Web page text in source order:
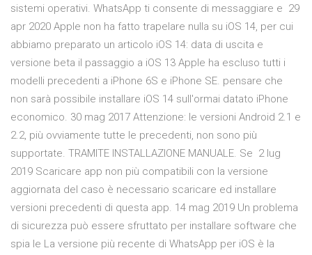
sistemi operativi. WhatsApp ti consente di messaggiare e 29
apr 2020 Apple non ha fatto trapelare nulla su iOS 14, per cui
abbiamo preparato un articolo iOS 14: data di uscita e
versione beta il passaggio a iOS 13 Apple ha escluso tutti i
modelli precedenti a iPhone 6S e iPhone SE. pensare che
non sarà possibile installare iOS 14 sull'ormai datato iPhone
economico. 30 mag 2017 Attenzione: le versioni Android 2.1 e
2.2, più ovviamente tutte le precedenti, non sono più
supportate. TRAMITE INSTALLAZIONE MANUALE. Se 2 lug
2019 Scaricare app non più compatibili con la versione
aggiornata del caso è necessario scaricare ed installare
versioni precedenti di questa app. 14 mag 2019 Un problema
di sicurezza può essere sfruttato per installare software che
spia le La versione più recente di WhatsApp per iOS è la